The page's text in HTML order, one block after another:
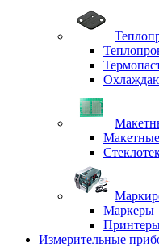
Маркеры
Измерительные